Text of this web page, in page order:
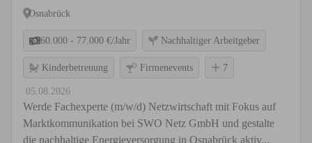
Osnabrück
60.000 - 77.000 €/Jahr Nachhaltiger Arbeitgeber
Kinderbetreuung Firmenevents 7
05.08.2026
Werde Fachexperte (m/w/d) Netzwirtschaft mit Fokus auf
Marktkommunikation bei SWO Netz GmbH und gestalte
die nachhaltige Energieversorgung in Osnabrück aktiv...